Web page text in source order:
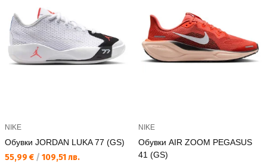
NIKE
Обувки JORDAN LUKA 77 (GS)
Текуща цена:
55,99 € / 109,51 лв.
NIKE
Обувки AIR ZOOM PEGASUS
41 (GS)